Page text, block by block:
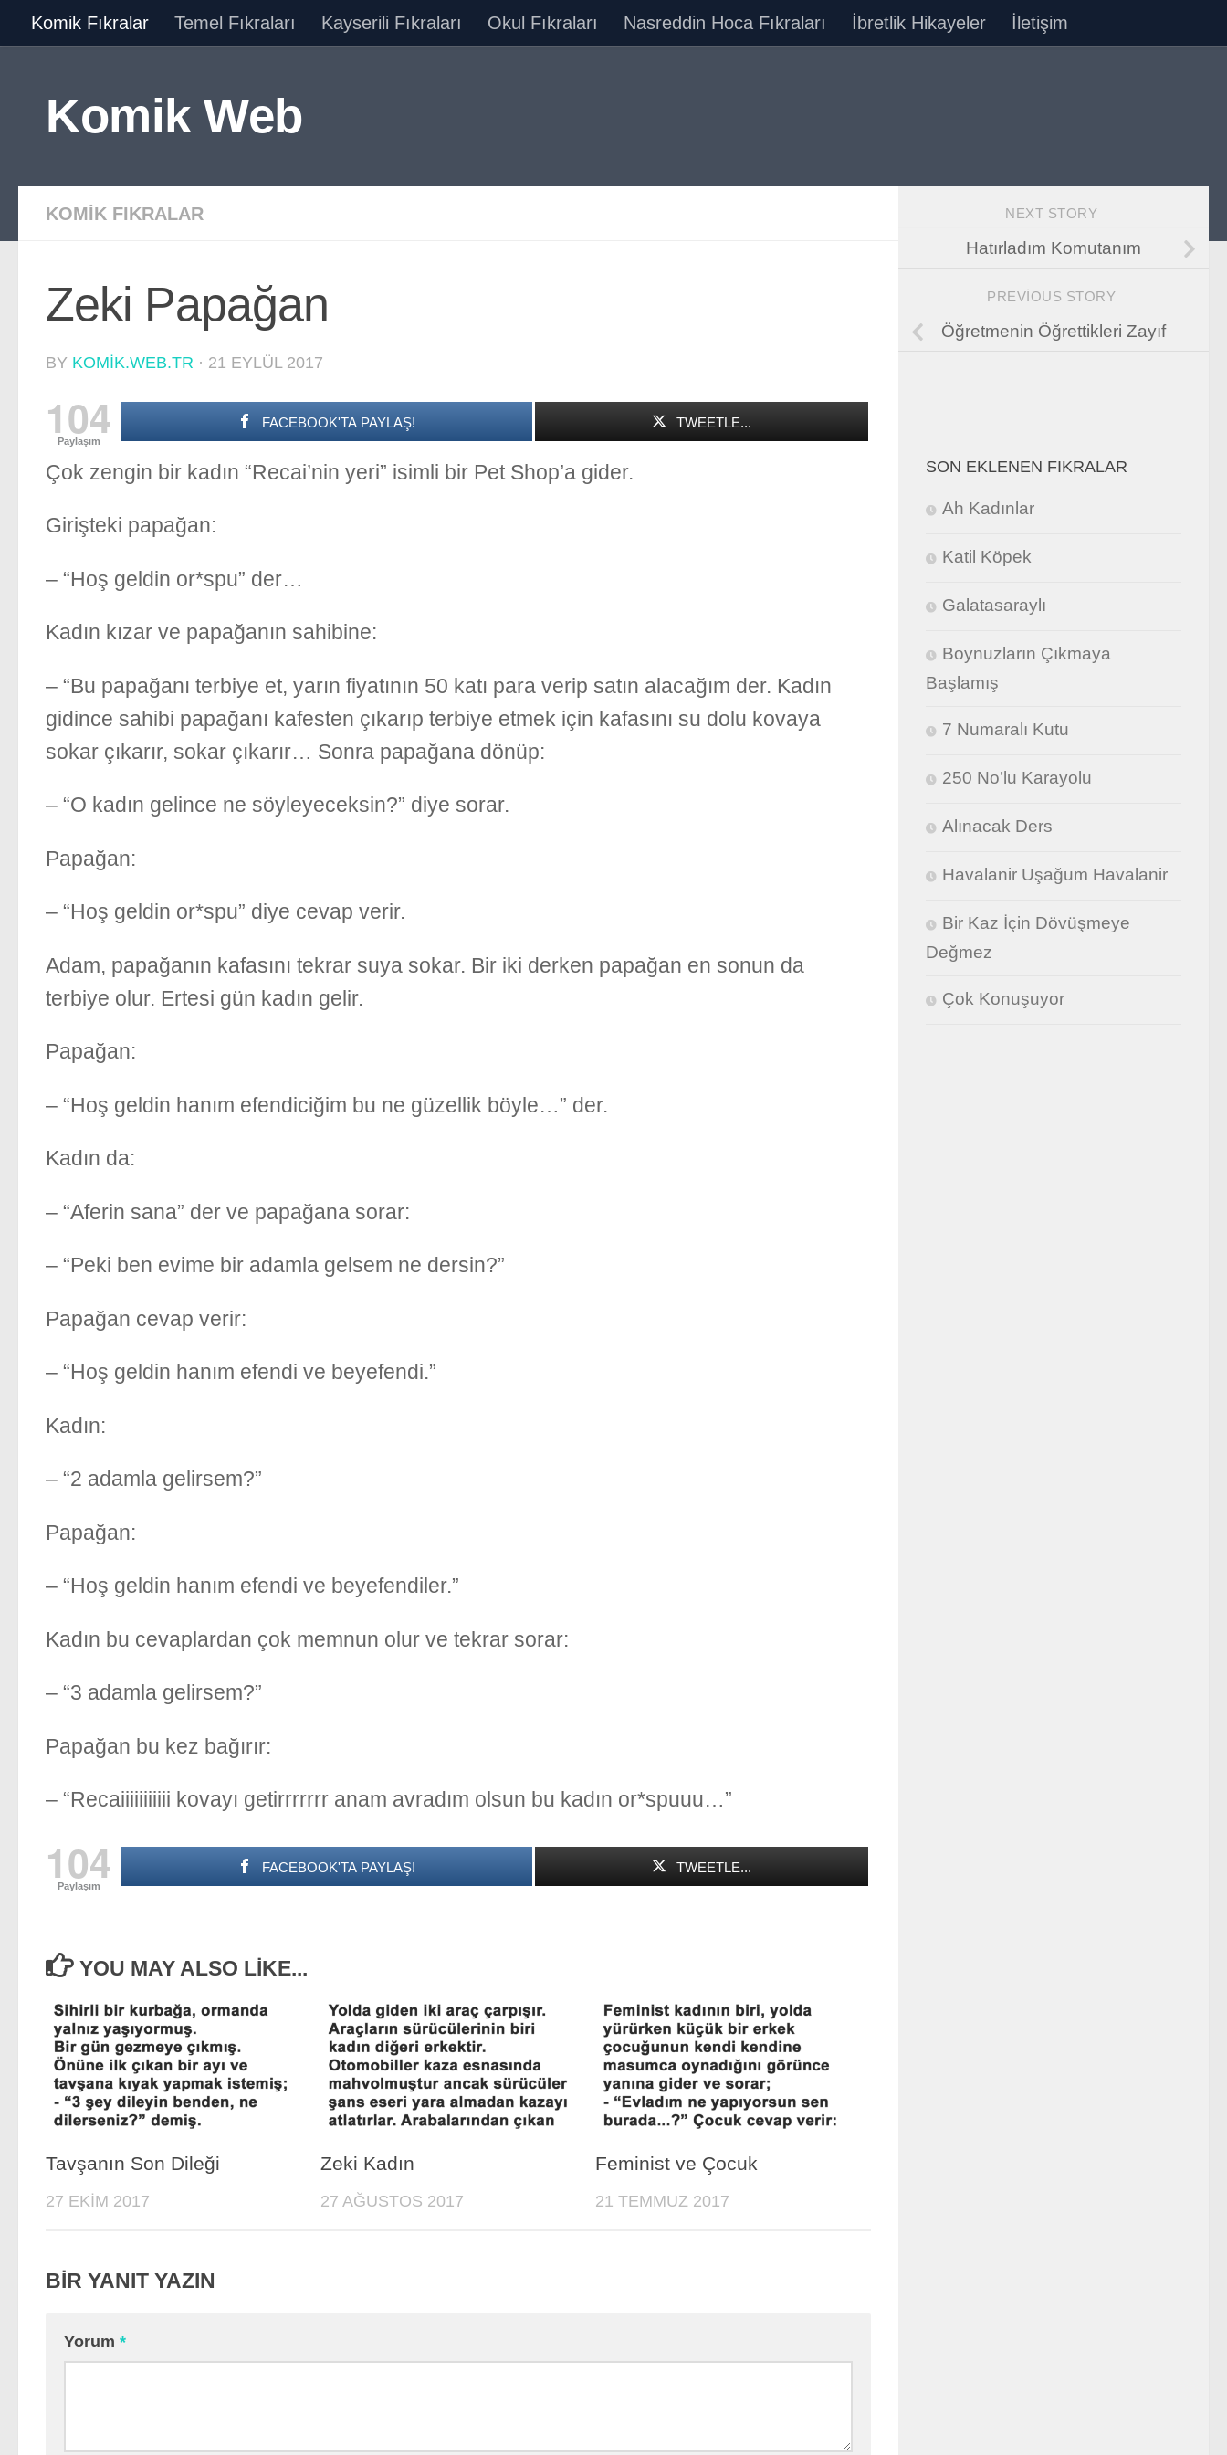
Skip to content
Komik Fıkralar Temel Fıkraları Kayserili Fıkraları Okul Fıkraları Nasreddin Hoca Fıkraları İbretlik Hikayeler İletişim
Komik Web
KOMIK FIKRALAR
Zeki Papağan
BY KOMIK.WEB.TR · 21 EYLÜL 2017
104
Paylaşım
FACEBOOK'TA PAYLAŞ! TWEETLE...
Çok zengin bir kadın “Recai’nin yeri” isimli bir Pet Shop’a gider.
Girişteki papağan:
– “Hoş geldin or*spu” der…
Kadın kızar ve papağanın sahibine:
– “Bu papağanı terbiye et, yarın fiyatının 50 katı para verip satın alacağım der. Kadın
gidince sahibi papağanı kafesten çıkarıp terbiye etmek için kafasını su dolu kovaya
sokar çıkarır, sokar çıkarır… Sonra papağana dönüp:
– “O kadın gelince ne söyleyeceksin?” diye sorar.
Papağan:
– “Hoş geldin or*spu” diye cevap verir.
Adam, papağanın kafasını tekrar suya sokar. Bir iki derken papağan en sonun da
terbiye olur. Ertesi gün kadın gelir.
Papağan:
– “Hoş geldin hanım efendiciğim bu ne güzellik böyle…” der.
Kadın da:
– “Aferin sana” der ve papağana sorar:
– “Peki ben evime bir adamla gelsem ne dersin?”
Papağan cevap verir:
– “Hoş geldin hanım efendi ve beyefendi.”
Kadın:
– “2 adamla gelirsem?”
Papağan:
– “Hoş geldin hanım efendi ve beyefendiler.”
Kadın bu cevaplardan çok memnun olur ve tekrar sorar:
– “3 adamla gelirsem?”
Papağan bu kez bağırır:
– “Recaiiiiiiiiiii kovayı getirrrrrrr anam avradım olsun bu kadın or*spuuu…”
104
Paylaşım
FACEBOOK'TA PAYLAŞ! TWEETLE...
YOU MAY ALSO LIKE...
Tavşanın Son Dileği
27 EKIM 2017
Zeki Kadın
27 AĞUSTOS 2017
Feminist ve Çocuk
21 TEMMUZ 2017
BIR YANIT YAZIN
Yorum *
NEXT STORY
Hatırladım Komutanım
PREVIOUS STORY
Öğretmenin Öğrettikleri Zayıf
SON EKLENEN FIKRALAR
Ah Kadınlar
Katil Köpek
Galatasaraylı
Boynuzların Çıkmaya
Başlamış
7 Numaralı Kutu
250 No’lu Karayolu
Alınacak Ders
Havalanir Uşağum Havalanir
Bir Kaz İçin Dövüşmeye
Değmez
Çok Konuşuyor